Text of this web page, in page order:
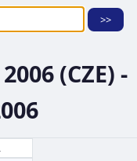
(CZE) -